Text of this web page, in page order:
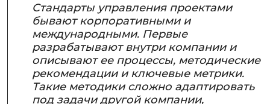
Стандарты управления проектами
бывают корпоративными и
международными. Первые
разрабатывают внутри компании и
описывают ее процессы, методические
рекомендации и ключевые метрики.
Такие методики сложно адаптировать
под задачи другой компании,